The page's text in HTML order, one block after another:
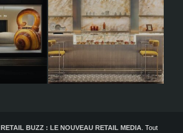
RETAIL BUZZ : LE NOUVEAU RETAIL MEDIA. Tout